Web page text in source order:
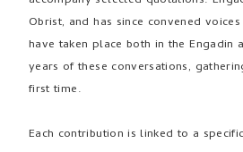
Obrist, and has since convened
have taken place both in the Engadin
years of these conversations,
first time.
Each contribution is linked to a